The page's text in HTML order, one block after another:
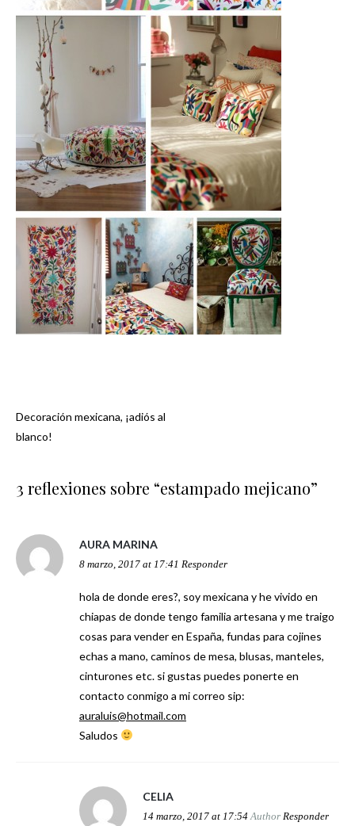
Navegación
Decoración mexicana, ¡adiós al
blanco!
3 reflexiones sobre “estampado mejicano”
AURA MARINA
8 marzo, 2017 at 17:41 Responder
hola de donde eres?, soy mexicana y he vivido en
chiapas de donde tengo familia artesana y me traigo
cosas para vender en España, fundas para cojines
echas a mano, caminos de mesa, blusas, manteles,
cinturones etc. si gustas puedes ponerte en
contacto conmigo a mi correo sip:
auraluis@hotmail.com
Saludos
CELIA
14 marzo, 2017 at 17:54 Author Responder